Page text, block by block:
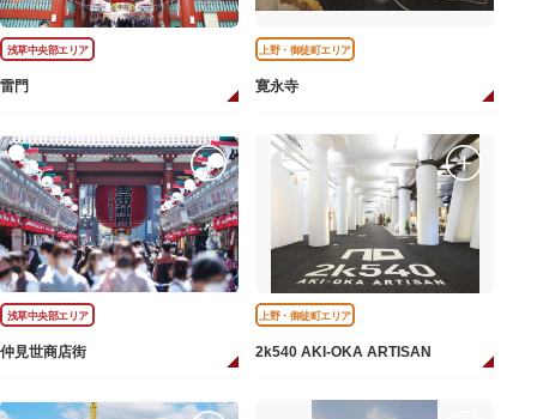
浅草中央部エリア
雷門
上野・御徒町エリア
寛永寺
浅草中央部エリア
仲見世商店街
上野・御徒町エリア
2k540 AKI-OKA ARTISAN